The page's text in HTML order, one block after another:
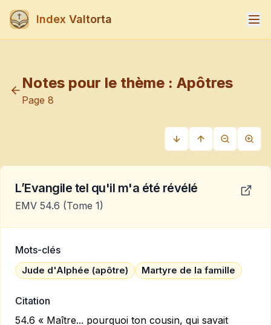
Index Valtorta
Notes pour le thème : Apôtres
Page 8
L’Evangile tel qu'il m'a été révélé
EMV 54.6 (Tome 1)
Mots-clés
Jude d'Alphée (apôtre) Martyre de la famille
Citation
54.6 « Maître... pourquoi ton cousin, qui savait